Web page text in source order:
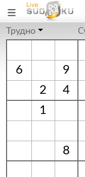
Трудно
6
9
2
4
1
8